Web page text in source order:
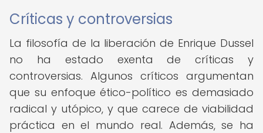
Críticas y controversias
La filosofía de la liberación de Enrique Dussel
no ha estado exenta de críticas y
controversias. Algunos críticos argumentan
que su enfoque ético-político es demasiado
radical y utópico, y que carece de viabilidad
práctica en el mundo real. Además, se ha